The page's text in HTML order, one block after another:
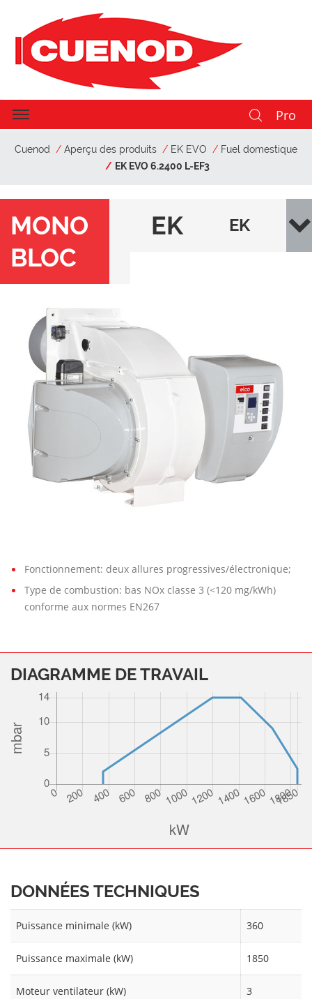
Pro
Cuenod Aperçu des produits EK EVO
Fuel domestique
EK EVO 6.2400 L-EF3
MONO
BLOC
EK
EK
L-
EF3
Fonctionnement: deux allures progressives/électronique;
Type de combustion: bas NOx classe 3 (<120 mg/kWh)
conforme aux normes EN267
DIAGRAMME DE TRAVAIL
DONNÉES TECHNIQUES
Puissance minimale (kW) 360
Puissance maximale (kW) 1850
Moteur ventilateur (kW) 3